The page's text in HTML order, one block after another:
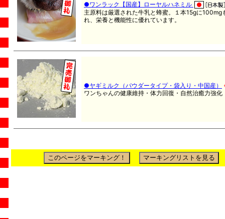
●ワンラック【国産】ローヤルハネミル
主原料は厳選された牛乳と蜂蜜。１本15gに100mg
れ、栄養と機能性に優れています。
●ヤギミルク（パウダータイプ・袋入り・中国産）
ワンちゃんの健康維持・体力回復・自然治癒力強